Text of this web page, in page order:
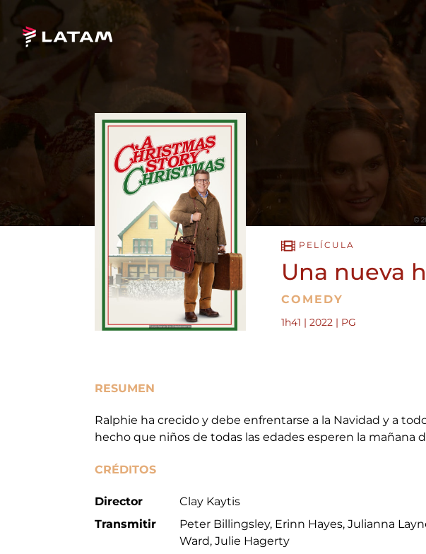
PELÍCULA
Una nueva
COMEDY
1h41 | 2022 | PG
RESUMEN
Ralphie ha crecido y debe enfrentarse a la Navidad y a
hecho que niños de todas las edades esperen la mañana
CRÉDITOS
Director
Transmitir
Clay Kaytis
Peter Billingsley, Erinn Hayes, Julianna
Ward, Julie Hagerty